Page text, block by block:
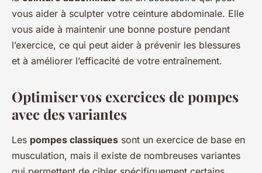
vous aider à sculpter votre ceinture abdominale. Elle
vous aide à maintenir une bonne posture pendant
l’exercice, ce qui peut aider à prévenir les blessures
et à améliorer l’efficacité de votre entraînement.
Optimiser vos exercices de pompes
avec des variantes
Les pompes classiques sont un exercice de base en
musculation, mais il existe de nombreuses variantes